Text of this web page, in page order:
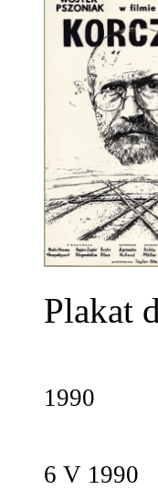
Plakat
1990
6 V 1990